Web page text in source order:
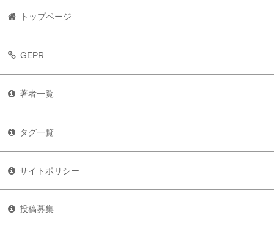
トップページ
GEPR
著者一覧
タグ一覧
サイトポリシー
投稿募集